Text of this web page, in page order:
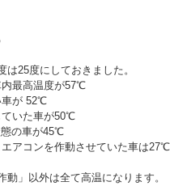
25度にしておきました。
内最高温度が57℃
車が 52℃
ていた車が50℃
態の車が45℃
アコンを作動させていた車は27℃
」以外は全て高温になります。